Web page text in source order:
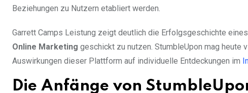
Beziehungen zu Nutzern etabliert werden.
Garrett Camps Leistung zeigt deutlich die Erfolgsgeschichte
Online Marketing geschickt zu nutzen. StumbleUpon mag heute
Auswirkungen dieser Plattform auf individuelle Entdeckungen im
Die Anfänge von